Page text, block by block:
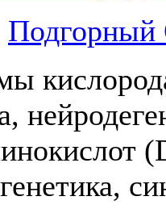
Подгорный